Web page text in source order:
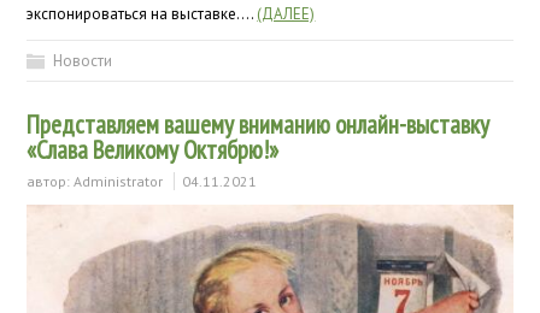
экспонироваться на выставке…. (ДАЛЕЕ)
Новости
Представляем вашему вниманию онлайн-выставку
«Слава Великому Октябрю!»
автор:Administrator 04.11.2021